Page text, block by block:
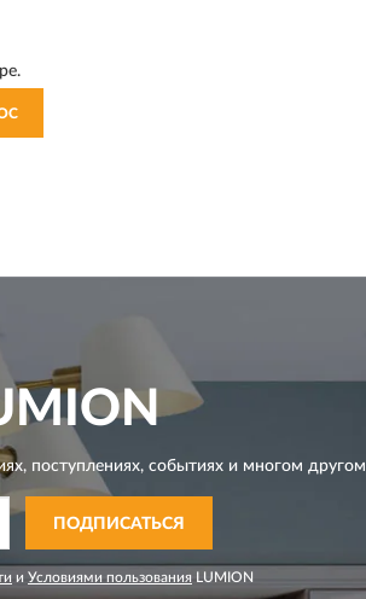
поступлениях, событиях и многом другом
ПОДПИСАТЬСЯ
и Условиями пользования LUMION